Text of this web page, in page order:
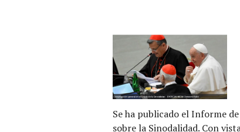
Se ha publicado el Informe
sobre la Sinodalidad. Con